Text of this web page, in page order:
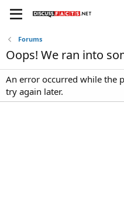
Forums
Oops! We ran into
An error occurred while the
try again later.